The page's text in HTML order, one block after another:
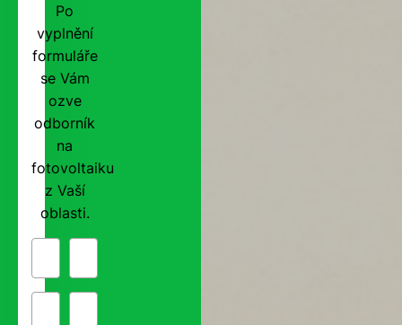
Po
vyplnění
formuláře
se Vám
ozve
odborník
na
fotovoltaiku
z Vaší
oblasti.